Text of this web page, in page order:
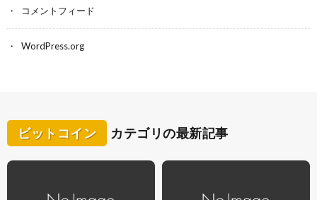
コメントフィード
WordPress.org
ビットコイン カテゴリの最新記事